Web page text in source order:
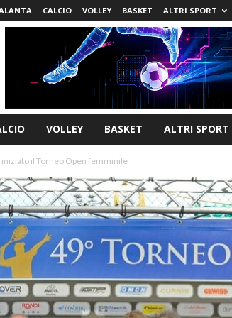
CALCIO VOLLEY BASKET ALTRI SPORT
VOLLEY BASKET ALTRI SPORT
iniziato il Torneo Open femminile